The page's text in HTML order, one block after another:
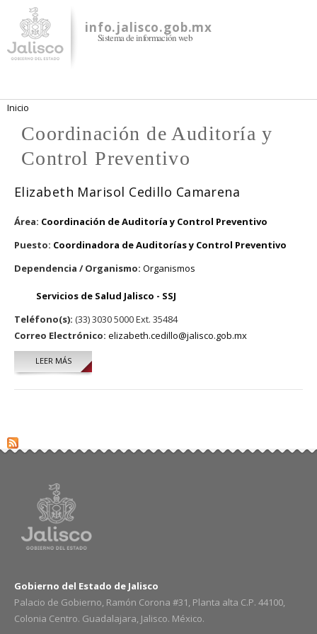
contenido
principal
info.jalisco.gob.mx
Sistema de información web
Se encuentra usted aquí
Inicio
Coordinación de Auditoría y
Control Preventivo
Elizabeth Marisol Cedillo Camarena
Área: Coordinación de Auditoría y Control Preventivo
Puesto: Coordinadora de Auditorías y Control Preventivo
Dependencia / Organismo: Organismos
Servicios de Salud Jalisco - SSJ
Teléfono(s): (33) 3030 5000 Ext. 35484
Correo Electrónico: elizabeth.cedillo@jalisco.gob.mx
LEER MÁSSOBRE ELIZABETH MARISOL CEDILLO CAMARENA
Gobierno del Estado de Jalisco
Palacio de Gobierno, Ramón Corona #31, Planta alta C.P. 44100,
Colonia Centro. Guadalajara, Jalisco. México.